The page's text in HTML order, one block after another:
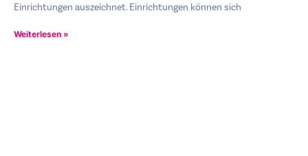
Einrichtungen auszeichnet. Einrichtungen können sich
Weiterlesen »